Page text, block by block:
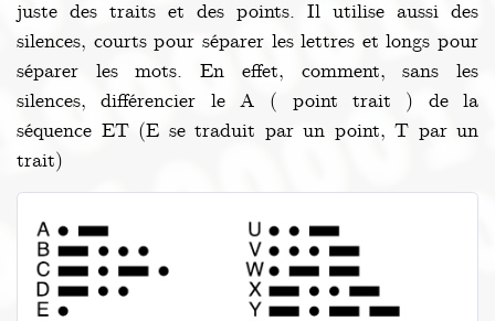
juste des traits et des points. Il utilise aussi des
silences, courts pour séparer les lettres et longs pour
séparer les mots. En effet, comment, sans les
silences, différencier le A ( point trait ) de la
séquence ET (E se traduit par un point, T par un
trait)